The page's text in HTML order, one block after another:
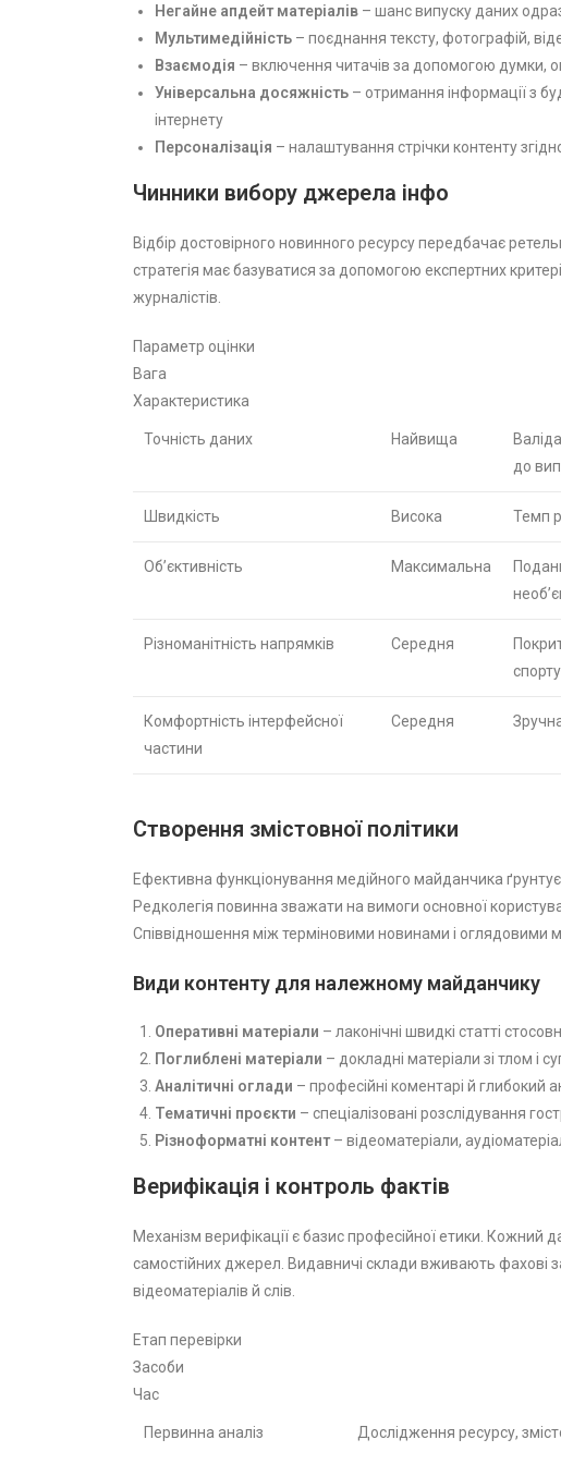
Негайне апдейт матеріалів – шанс випуску даних
Мультимедійність – поєднання тексту, фотографій,
Взаємодія – включення читачів за допомогою думки,
Універсальна досяжність – отримання інформації з
інтернету
Персоналізація – налаштування стрічки контенту
Чинники вибору джерела інфо
Відбір достовірного новинного ресурсу передбачає
стратегія має базуватися за допомогою експертних
журналістів.
Параметр оцінки
Вага
Характеристика
Точність даних Найвища
до
Швидкість Висока Темп
Об’єктивність Максимальна
Різноманітність напрямків Середня
спорту
Комфортність інтерфейсної
частини
Середня
Створення змістовної політики
Ефективна функціонування медійного майданчика
Редколегія повинна зважати на вимоги основної
Співвідношення між терміновими новинами і оглядовими
Види контенту для належному майданчику
Оперативні матеріали – лаконічні швидкі статті
Поглиблені матеріали – докладні матеріали зі тлом і
Аналітичні оглади – професійні коментарі й глибокий
Тематичні проєкти – спеціалізовані розслідування
Різноформатні контент– відеоматеріали,
Верифікація і контроль фактів
Механізм верифікації є базис професійної етики. Кожний
самостійних джерел. Видавничі склади вживають фахові
відеоматеріалів й слів.
Етап перевірки
Засоби
Час
Первинна аналіз Дослідження ресурсу,